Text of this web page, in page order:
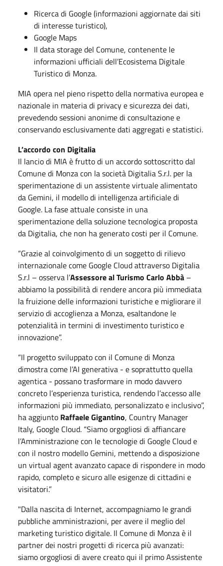
Ricerca di Google (informazioni aggiornate dai siti
di interesse turistico),
Google Maps
Il data storage del Comune, contenente le
informazioni ufficiali dell’Ecosistema Digitale
Turistico di Monza.
MIA opera nel pieno rispetto della normativa europea e
nazionale in materia di privacy e sicurezza dei dati,
prevedendo sessioni anonime di consultazione e
conservando esclusivamente dati aggregati e statistici.
L’accordo con Digitalia
Il lancio di MIA è frutto di un accordo sottoscritto dal
Comune di Monza con la società Digitalia S.r.l. per la
sperimentazione di un assistente virtuale alimentato
da Gemini, il modello di intelligenza artificiale di
Google. La fase attuale consiste in una
sperimentazione della soluzione tecnologica proposta
da Digitalia, che non ha generato costi per il Comune.
“Grazie al coinvolgimento di un soggetto di rilievo
internazionale come Google Cloud attraverso Digitalia
S.r.l – osserva l’Assessore al Turismo Carlo Abbà –
abbiamo la possibilità di rendere ancora più immediata
la fruizione delle informazioni turistiche e migliorare il
servizio di accoglienza a Monza, esaltandone le
potenzialità in termini di investimento turistico e
innovazione”.
“Il progetto sviluppato con il Comune di Monza
dimostra come l’AI generativa - e soprattutto quella
agentica - possano trasformare in modo davvero
concreto l’esperienza turistica, rendendo l’accesso alle
informazioni più immediato, personalizzato e inclusivo”,
ha aggiunto Raffaele Gigantino, Country Manager
Italy, Google Cloud. “Siamo orgogliosi di affiancare
l’Amministrazione con le tecnologie di Google Cloud e
con il nostro modello Gemini, mettendo a disposizione
un virtual agent avanzato capace di rispondere in modo
rapido, completo e sicuro alle esigenze di cittadini e
visitatori.”
"Dalla nascita di Internet, accompagniamo le grandi
pubbliche amministrazioni, per avere il meglio del
marketing turistico digitale. Il Comune di Monza è il
partner dei nostri progetti di ricerca più avanzati:
siamo orgogliosi di avere creato qui il primo Assistente